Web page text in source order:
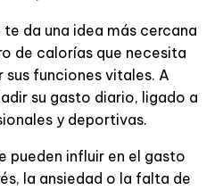
da una idea más cercana
de calorías que necesita
funciones vitales. A
su gasto diario, ligado a
y deportivas.
pueden influir en el gasto
la ansiedad o la falta de